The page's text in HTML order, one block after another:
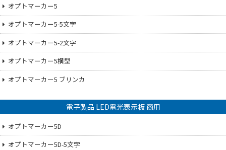
オプトマーカー5
オプトマーカー5-5文字
オプトマーカー5-2文字
オプトマーカー5横型
オプトマーカー5 ブリンカ
電子製品 LED電光表示板 商用
オプトマーカー5D
オプトマーカー5D-5文字